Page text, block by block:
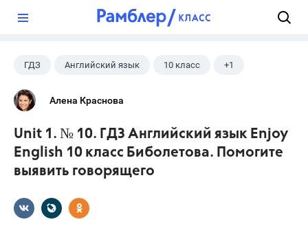
ГДЗ Английский язык 10 класс +1
Биболетова М. З.
Алена Краснова
Unit 1. № 10. ГДЗ Английский язык Enjoy
English 10 класс Биболетова. Помогите
выявить говорящего